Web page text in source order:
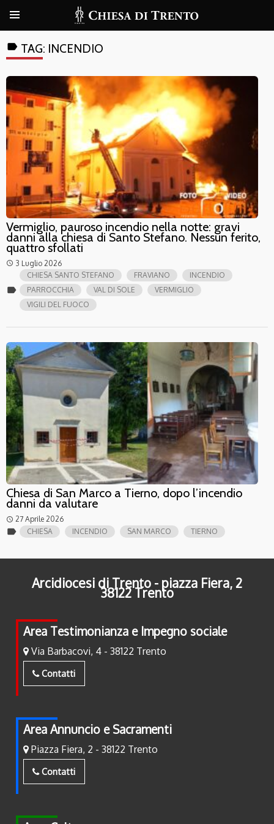
label TAG: INCENDIO
Vermiglio, pauroso incendio nella notte: gravi
danni alla chiesa di Santo Stefano. Nessun ferito,
quattro sfollati
access_time 3 Luglio 2026
label
CHIESA SANTO STEFANO FRAVIANO
INCENDIO
PARROCCHIA
VAL DI SOLE
VERMIGLIO
VIGILI DEL FUOCO
Chiesa di San Marco a Tierno, dopo l’incendio
danni da valutare
access_time 27 Aprile 2026
label CHIESA INCENDIO SAN MARCO TIERNO
Arcidiocesi di Trento - piazza Fiera, 2
38122 Trento
Area Testimonianza e Impegno sociale
Via Barbacovi, 4 - 38122 Trento
Contatti
Area Annuncio e Sacramenti
Piazza Fiera, 2 - 38122 Trento
Contatti